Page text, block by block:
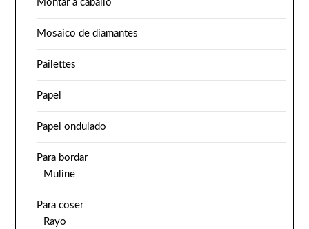
Montar a caballo
Mosaico de diamantes
Pailettes
Papel
Papel ondulado
Para bordar
Muline
Para coser
Rayo